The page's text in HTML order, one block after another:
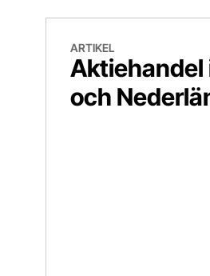
ARTIKEL
Aktiehandel
och